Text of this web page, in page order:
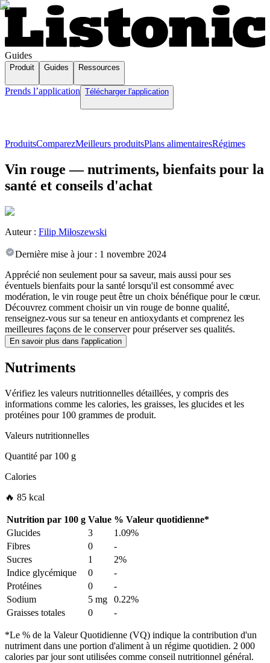
Guides
Produit Guides Ressources
Prends l’application Télécharger l'application
ProduitsComparezMeilleurs produitsPlans alimentairesRégimes
Vin rouge — nutriments, bienfaits pour la
santé et conseils d'achat
Auteur : Filip Miłoszewski
Dernière mise à jour : 1 novembre 2024
Apprécié non seulement pour sa saveur, mais aussi pour ses
éventuels bienfaits pour la santé lorsqu'il est consommé avec
modération, le vin rouge peut être un choix bénéfique pour le cœur.
Découvrez comment choisir un vin rouge de bonne qualité,
renseignez-vous sur sa teneur en antioxydants et comprenez les
meilleures façons de le conserver pour préserver ses qualités.
En savoir plus dans l'application
Nutriments
Vérifiez les valeurs nutritionnelles détaillées, y compris des
informations comme les calories, les graisses, les glucides et les
protéines pour 100 grammes de produit.
Valeurs nutritionnelles
Quantité par100 g
Calories
🔥 85 kcal
Nutrition par 100 g Value % Valeur quotidienne*
Glucides
3
1.09%
Fibres
0
-
Sucres
1
2%
Indice glycémique
0
-
Protéines
0
-
Sodium
5 mg
0.22%
Graisses totales
0 -
*Le % de la Valeur Quotidienne (VQ) indique la contribution d'un
nutriment dans une portion d'aliment à un régime quotidien. 2 000
calories par jour sont utilisées comme conseil nutritionnel général.